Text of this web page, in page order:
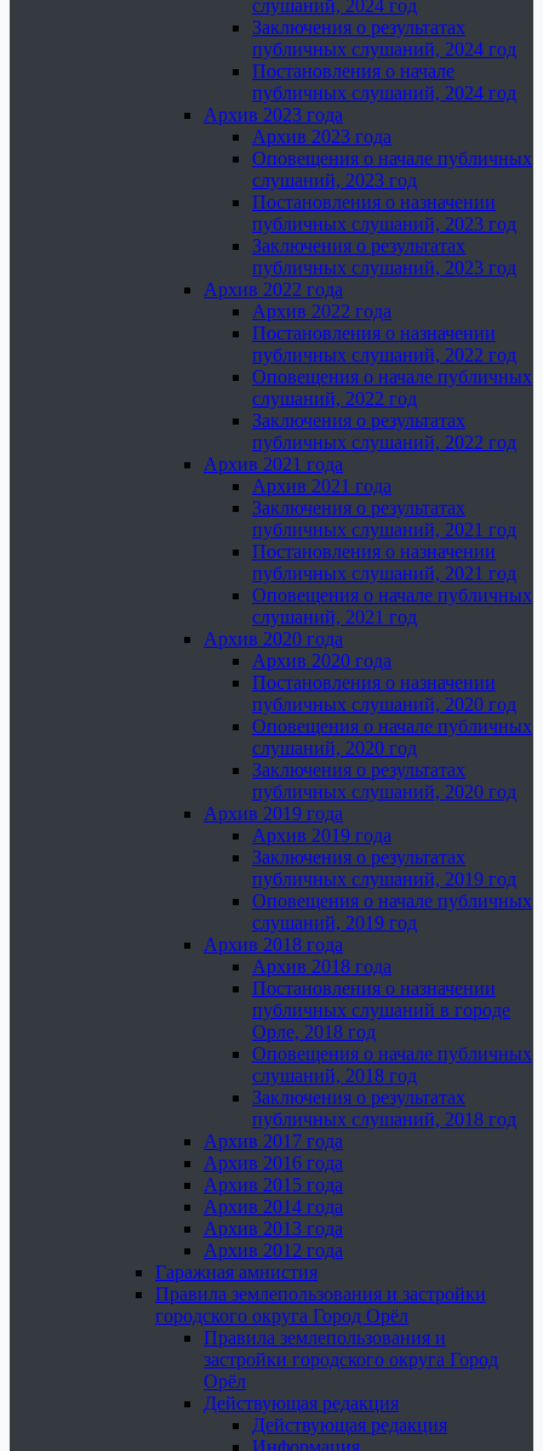
слушаний, 2024 год
Заключения о результатах
публичных слушаний, 2024 год
Постановления о начале
публичных слушаний, 2024 год
Архив 2023 года
Архив 2023 года
Оповещения о начале публичных
слушаний, 2023 год
Постановления о назначении
публичных слушаний, 2023 год
Заключения о результатах
публичных слушаний, 2023 год
Архив 2022 года
Архив 2022 года
Постановления о назначении
публичных слушаний, 2022 год
Оповещения о начале публичных
слушаний, 2022 год
Заключения о результатах
публичных слушаний, 2022 год
Архив 2021 года
Архив 2021 года
Заключения о результатах
публичных слушаний, 2021 год
Постановления о назначении
публичных слушаний, 2021 год
Оповещения о начале публичных
слушаний, 2021 год
Архив 2020 года
Архив 2020 года
Постановления о назначении
публичных слушаний, 2020 год
Оповещения о начале публичных
слушаний, 2020 год
Заключения о результатах
публичных слушаний, 2020 год
Архив 2019 года
Архив 2019 года
Заключения о результатах
публичных слушаний, 2019 год
Оповещения о начале публичных
слушаний, 2019 год
Архив 2018 года
Архив 2018 года
Постановления о назначении
публичных слушаний в городе
Орле, 2018 год
Оповещения о начале публичных
слушаний, 2018 год
Заключения о результатах
публичных слушаний, 2018 год
Архив 2017 года
Архив 2016 года
Архив 2015 года
Архив 2014 года
Архив 2013 года
Архив 2012 года
Гаражная амнистия
Правила землепользования и застройки
городского округа Город Орёл
Правила землепользования и
застройки городского округа Город
Орёл
Действующая редакция
Действующая редакция
Информация